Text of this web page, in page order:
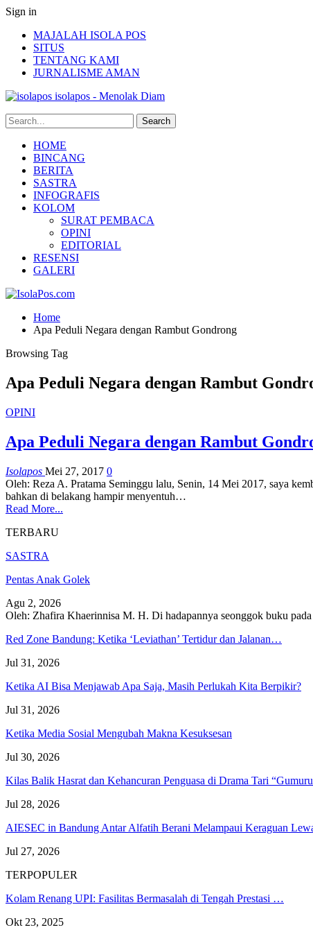
Sign in
MAJALAH ISOLA POS
SITUS
TENTANG KAMI
JURNALISME AMAN
isolapos - Menolak Diam
HOME
BINCANG
BERITA
SASTRA
INFOGRAFIS
KOLOM
SURAT PEMBACA
OPINI
EDITORIAL
RESENSI
GALERI
Home
Apa Peduli Negara dengan Rambut Gondrong
Browsing Tag
Apa Peduli Negara dengan Rambut
OPINI
Apa Peduli Negara dengan Rambut
Isolapos Mei 27, 2017 0
Oleh: Reza A. Pratama Seminggu lalu, Senin, 14 Mei 2017, saya
bahkan di belakang hampir menyentuh…
Read More...
TERBARU
SASTRA
Pentas Anak Golek
Agu 2, 2026
Oleh: Zhafira Khaerinnisa M. H. Di hadapannya seonggok buku
Red Zone Bandung: Ketika ‘Leviathan’ Tertidur dan Jalanan…
Jul 31, 2026
Ketika AI Bisa Menjawab Apa Saja, Masih Perlukah Kita Berpikir?
Jul 31, 2026
Ketika Media Sosial Mengubah Makna Kesuksesan
Jul 30, 2026
Kilas Balik Hasrat dan Kehancuran Penguasa di Drama Tari
Jul 28, 2026
AIESEC in Bandung Antar Alfatih Berani Melampaui Keraguan
Jul 27, 2026
TERPOPULER
Kolam Renang UPI: Fasilitas Bermasalah di Tengah Prestasi …
Okt 23, 2025